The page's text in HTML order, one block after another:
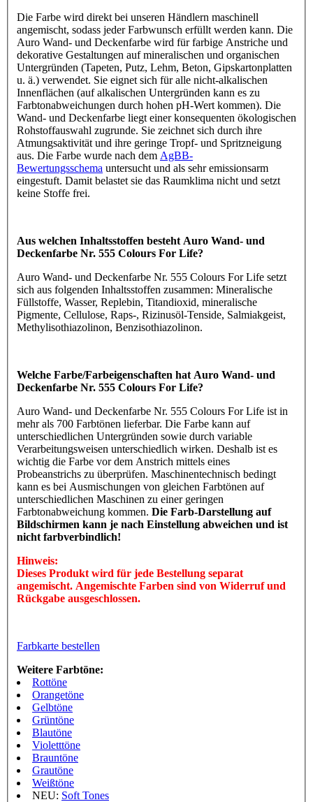
Die Farbe wird direkt bei unseren Händlern maschinell
angemischt, sodass jeder Farbwunsch erfüllt werden kann. Die
Auro Wand- und Deckenfarbe wird für farbige Anstriche und
dekorative Gestaltungen auf mineralischen und organischen
Untergründen (Tapeten, Putz, Lehm, Beton, Gipskartonplatten
u. ä.) verwendet. Sie eignet sich für alle nicht-alkalischen
Innenflächen (auf alkalischen Untergründen kann es zu
Farbtonabweichungen durch hohen pH-Wert kommen). Die
Wand- und Deckenfarbe liegt einer konsequenten ökologischen
Rohstoffauswahl zugrunde. Sie zeichnet sich durch ihre
Atmungsaktivität und ihre geringe Tropf- und Spritzneigung
aus. Die Farbe wurde nach dem AgBB-
Bewertungsschema untersucht und als sehr emissionsarm
eingestuft. Damit belastet sie das Raumklima nicht und setzt
keine Stoffe frei.
Aus welchen Inhaltsstoffen besteht Auro Wand- und
Deckenfarbe Nr. 555 Colours For Life?
Auro Wand- und Deckenfarbe Nr. 555 Colours For Life setzt
sich aus folgenden Inhaltsstoffen zusammen: Mineralische
Füllstoffe, Wasser, Replebin, Titandioxid, mineralische
Pigmente, Cellulose, Raps-, Rizinusöl-Tenside, Salmiakgeist,
Methylisothiazolinon, Benzisothiazolinon.
Welche Farbe/Farbeigenschaften hat Auro Wand- und
Deckenfarbe Nr. 555 Colours For Life?
Auro Wand- und Deckenfarbe Nr. 555 Colours For Life ist in
mehr als 700 Farbtönen lieferbar. Die Farbe kann auf
unterschiedlichen Untergründen sowie durch variable
Verarbeitungsweisen unterschiedlich wirken. Deshalb ist es
wichtig die Farbe vor dem Anstrich mittels eines
Probeanstrichs zu überprüfen. Maschinentechnisch bedingt
kann es bei Ausmischungen von gleichen Farbtönen auf
unterschiedlichen Maschinen zu einer geringen
Farbtonabweichung kommen. Die Farb-Darstellung auf
Bildschirmen kann je nach Einstellung abweichen und ist
nicht farbverbindlich!
Hinweis:
Dieses Produkt wird für jede Bestellung separat
angemischt. Angemischte Farben sind von Widerruf und
Rückgabe ausgeschlossen.
Farbkarte bestellen
Weitere Farbtöne:
Rottöne
Orangetöne
Gelbtöne
Grüntöne
Blautöne
Violetttöne
Brauntöne
Grautöne
Weißtöne
NEU: Soft Tones